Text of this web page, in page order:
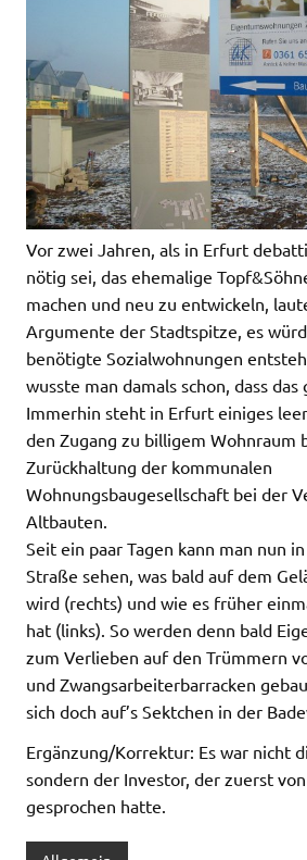
Vor zwei Jahren, als in Erfurt
nötig sei, das ehemalige
machen und neu zu entwickeln,
Argumente der Stadtspitze, es
benötigte Sozialwohnungen
wusste man damals schon, dass das
Immerhin steht in Erfurt einiges
den Zugang zu billigem Wohnraum
Zurückhaltung der kommunalen
Wohnungsbaugesellschaft bei der
Altbauten.
Seit ein paar Tagen kann man nun
Straße sehen, was bald auf dem
wird (rechts) und wie es früher
hat (links). So werden denn bald
zum Verlieben auf den Trümmern
und Zwangsarbeiterbarracken
sich doch auf’s Sektchen in der
Ergänzung/Korrektur: Es war nicht
sondern der Investor, der zuerst
gesprochen hatte.